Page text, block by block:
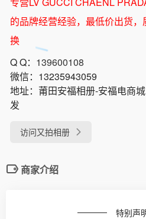
的品牌经营经验，最低价出货
换
Q Q： 139600108
微信： 13235943059
地址： 莆田安福相册-安福电商城
发
访问又拍相册
商家介绍
特别声